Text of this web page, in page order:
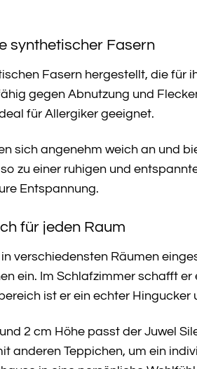
synthetischer Fasern
Fasern hergestellt, die
gegen Abnutzung und
für Allergiker geeignet.
sich angenehm weich an und
zu einer ruhigen und
Entspannung.
für jeden Raum
verschiedensten Räumen
ein. Im Schlafzimmer schafft
ist er ein echter Hingucker
2 cm Höhe passt der Juwel
anderen Teppichen, um ein